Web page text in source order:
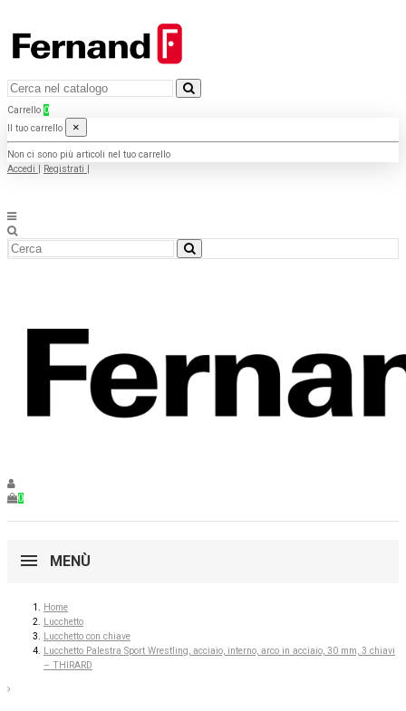
Carrello 0
Il tuo carrello
×
Non ci sono più articoli nel tuo carrello
Accedi
Registrati
0
MENÙ
Home
Lucchetto
Lucchetto con chiave
Lucchetto Palestra Sport Wrestling, acciaio, interno, arco in acciaio, 30 mm, 3 chiavi
– THIRARD